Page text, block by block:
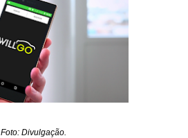
Foto: Divulgação.